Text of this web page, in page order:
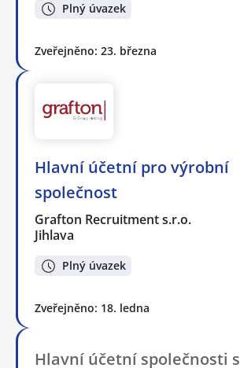
Plný úvazek
Zveřejněno: 23. března
Hlavní účetní pro výrobní
společnost
Grafton Recruitment s.r.o.
Jihlava
Plný úvazek
Zveřejněno: 18. ledna
Hlavní účetní společnosti s